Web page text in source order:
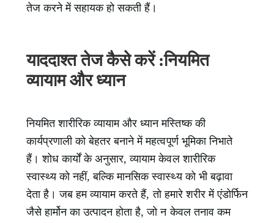
तेज करने में सहायक हो सकती हैं।
याददाश्त तेज कैसे करें :नियमित
व्यायाम और ध्यान
नियमित शारीरिक व्यायाम और ध्यान मस्तिष्क की
कार्यप्रणाली को बेहतर बनाने में महत्वपूर्ण भूमिका निभाते
हैं। शोध कार्यों के अनुसार, व्यायाम केवल शारीरिक
स्वास्थ्य को नहीं, बल्कि मानसिक स्वास्थ्य को भी बढ़ावा
देता है। जब हम व्यायाम करते हैं, तो हमारे शरीर में एंडोर्फिन
जैसे हार्मोन का उत्पादन होता है, जो न केवल तनाव कम